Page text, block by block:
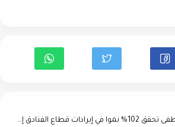
مجموعة طلعت مصطفى تحقق 102% نمواً في إيرادات قطاع الفنادق إلى 2.6 مليار جنيه